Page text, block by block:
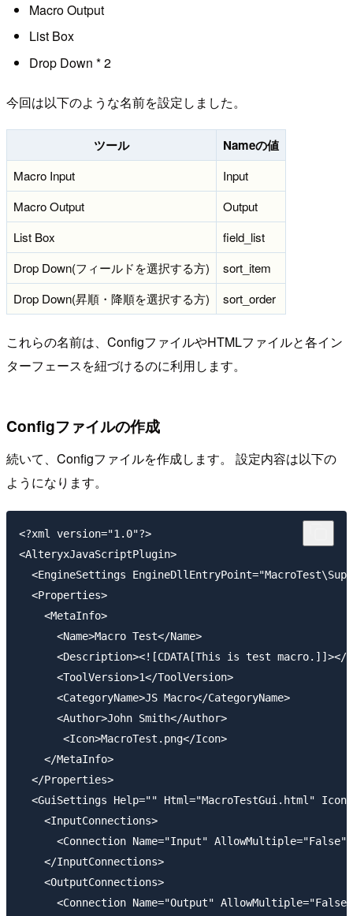
Macro Output
List Box
Drop Down * 2
今回は以下のような名前を設定しました。
ツール Nameの値
Macro Input
Input
Macro Output
Output
List Box
field_list
Drop Down(フィールドを選択する方)
sort_item
Drop Down(昇順・降順を選択する方)
sort_order
これらの名前は、ConfigファイルやHTMLファイルと各イン
ターフェースを紐づけるのに利用します。
Configファイルの作成
続いて、Configファイルを作成します。 設定内容は以下の
ようになります。
<?xml version="1.0"?>
<AlteryxJavaScriptPlugin>
<EngineSettings
  <Properties>
    <MetaInfo>
      <Name>Macro Test</Name>
<Description><![CDATA[This is test macro.]]></
      <ToolVersion>1</ToolVersion>
      <CategoryName>JS Macro</CategoryName>
      <Author>John Smith</Author>
       <Icon>MacroTest.png</Icon>
    </MetaInfo>
  </Properties>
<GuiSettings Help="" Html="MacroTestGui.html"
    <InputConnections>
<Connection Name="Input"
    </InputConnections>
    <OutputConnections>
<Connection Name="Output"